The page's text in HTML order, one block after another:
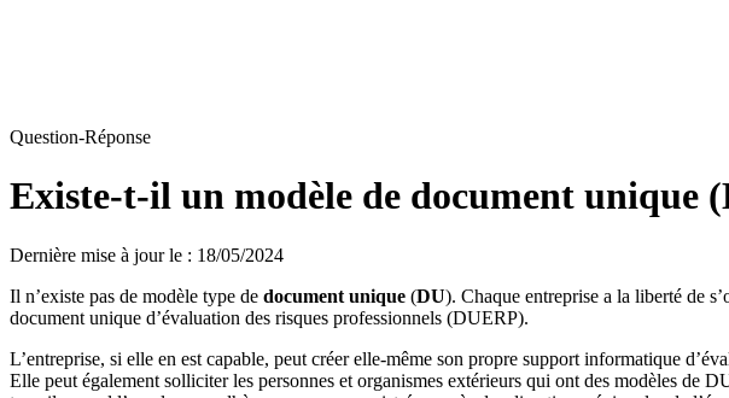
Question-Réponse
Existe-t-il un modèle de document unique
Dernière mise à jour le : 18/05/2024
Il n’existe pas de modèle type de document unique (DU). Chaque entreprise a la liberté de
document unique d’évaluation des risques professionnels (DUERP).
L’entreprise, si elle en est capable, peut créer elle-même son propre support informatique
Elle peut également solliciter les personnes et organismes extérieurs qui ont des modèles de